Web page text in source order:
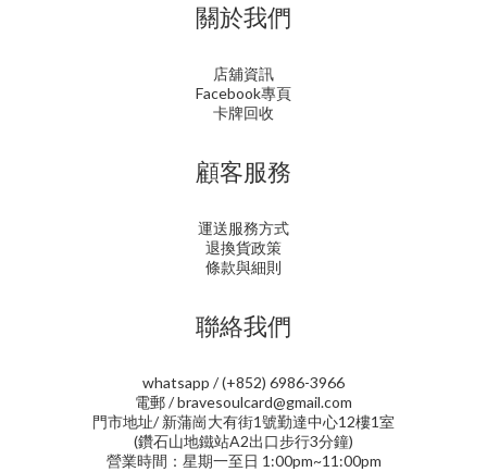
關於我們
店舖資訊
Facebook專頁
卡牌回收
顧客服務
運送服務方式
退換貨政策
條款與細則
聯絡我們
whatsapp / (+852) 6986-3966
電郵 / bravesoulcard@gmail.com
門市地址/ 新蒲崗大有街1號勤達中心12樓1室
(鑽石山地鐵站A2出口步行3分鐘)
營業時間：星期一至日 1:00pm~11:00pm